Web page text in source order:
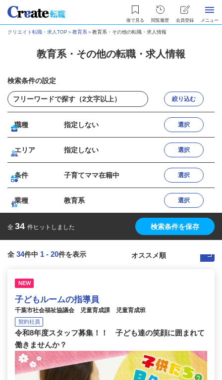
後で見る 閲覧履歴 会員登録 メニュー
クリエイト転職・求人TOP ＞教育系＞教育系・その他の転職・求人情報
教育系・その他の転職・求人情報
検索条件の設定
絞り込む
職種 指定しない 選択
エリア 指定しない 選択
条件 子育てママ在籍中 選択
業種 教育系 選択
全 34 件ヒットしました 検索条件を保存
全 34件中 1 - 20件を表示
NEW
子どもルームの指導員
千葉市社会福祉協議会 児童育成課 児童育成班
契約社員
令和8年度スタッフ募集！！ 子ども達の笑顔に囲まれて
働きませんか？